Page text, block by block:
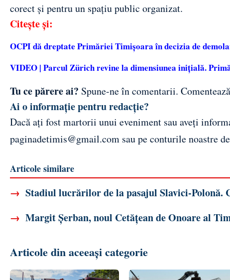
corect și pentru un spațiu public organizat.
Citește și:
OCPI dă dreptate Primăriei Timișoara în decizia de
VIDEO | Parcul Zürich revine la dimensiunea inițială.
Tu ce părere ai? Spune-ne în comentarii. Comentează
Ai o informație pentru redacție?
Dacă ați fost martorii unui eveniment sau aveți
paginadetimis@gmail.com sau pe conturile noastre de
Articole similare
→ Stadiul lucrărilor de la pasajul Slavici-Polonă.
→ Margit Șerban, noul Cetățean de Onoare al
Articole din aceeași categorie